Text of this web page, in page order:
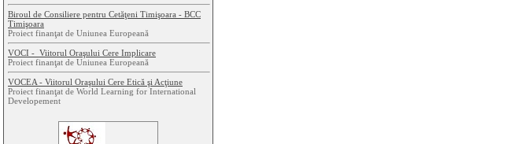
Biroul de Consiliere pentru Cetăţeni Timişoara - BCC
Timişoara
Proiect finanţat de Uniunea Europeană
VOCI - Viitorul Oraşului Cere Implicare
Proiect finanţat de Uniunea Europeană
VOCEA - Viitorul Oraşului Cere Etică şi Acţiune
Proiect finanţat de World Learning for International
Developement